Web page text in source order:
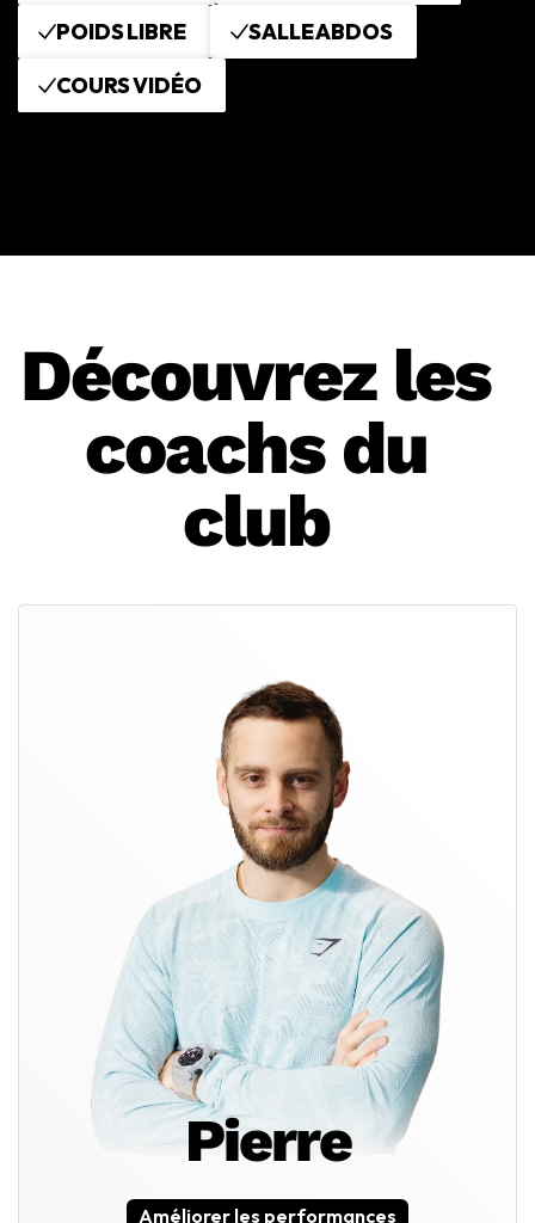
POIDS LIBRE
SALLE ABDOS
COURS VIDÉO
Découvrez les
coachs du
club
Pierre
Améliorer les performances